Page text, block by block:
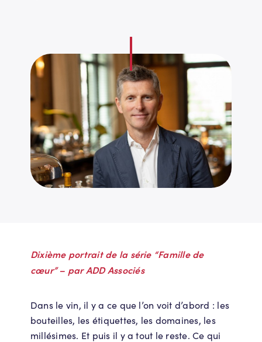
Dixième portrait de la série “Famille de
cœur” – par ADD Associés
Dans le vin, il y a ce que l’on voit d’abord : les
bouteilles, les étiquettes, les domaines, les
millésimes. Et puis il y a tout le reste. Ce qui